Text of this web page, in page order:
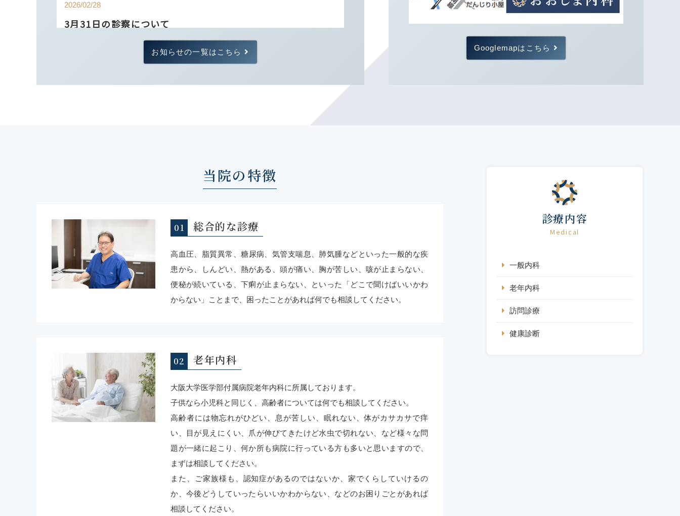
2026/02/28
3月31日の診察について
3月31日は13時からも診療を行いますので、よろしくお願いいたします。
インフルエンザワクチン、新型コロナワクチン接種について
す。
岸和田在住の65歳以上の方は、新型コロナワクチンは8000円、インフルエンザ
ワクチンは1000円です。
それ以外の方は、新型コロナワクチンは15000円、インフルエンザワクチンは
3500円です。
中学生以下の方は、インフルエンザワクチンは3000円です。
休診のお知らせ
10月24日の午後は休診になります。
ご迷惑をおかけしますが、よろしくお願いいたします。
お知らせの一覧はこちら Googlemapはこちら
当院の特徴
総合的な診療
高血圧、脂質異常 、糖尿病、気管支喘息、肺気腫などといった一般的な疾
患から、しんどい、熱がある、頭が痛い、胸が苦しい、咳が止まらない、
便秘が続いている、下痢が止まらない、といった「どこで聞けばいいかわ
からない」ことまで、困ったことがあれば何でも相談してください。
老年内科
大阪大学医学部付属病院老年内科に所属しております。
子供なら小児科と同じく、高齢者については何でも相談してください。
高齢者には物忘れがひどい、息が苦しい、眠れない、体がカサカサで痒
い、目が見えにくい、爪が伸びてきたけど水虫で切れない、など様々な問
題が一緒に起こり、何か所も病院に行っている方も多いと思いますので、
まずは相談してください。
また、ご家族様も、認知症があるのではないか、家でくらしていけるの
か、今後どうしていったらいいかわからない、などのお困りごとがあれば
相談してください。
診療内容
Medical
一般内科
老年内科
訪問診療
健康診断